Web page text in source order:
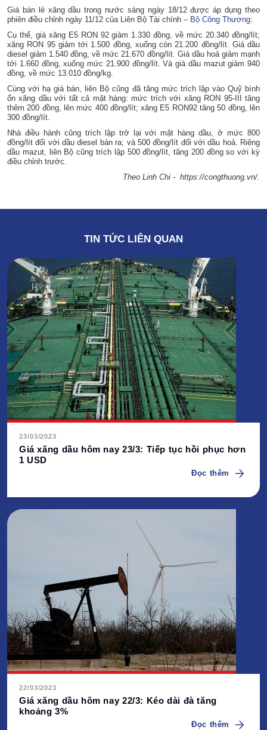
Giá bán lẻ xăng dầu trong nước sáng ngày 18/12 được áp dụng theo
phiên điều chỉnh ngày 11/12 của Liên Bộ Tài chính – Bộ Công Thương:
Cụ thể, giá xăng E5 RON 92 giảm 1.330 đồng, về mức 20.340 đồng/lít;
xăng RON 95 giảm tới 1.500 đồng, xuống còn 21.200 đồng/lít. Giá dầu
diesel giảm 1.540 đồng, về mức 21.670 đồng/lít. Giá dầu hoả giảm mạnh
tới 1.660 đồng, xuống mức 21.900 đồng/lít. Và giá dầu mazut giảm 940
đồng, về mức 13.010 đồng/kg.
Cùng với hạ giá bán, liên Bộ cũng đã tăng mức trích lập vào Quỹ bình
ổn xăng dầu với tất cả mặt hàng: mức trích với xăng RON 95-III tăng
thêm 200 đồng, lên mức 400 đồng/lít; xăng E5 RON92 tăng 50 đồng, lên
300 đồng/lít.
Nhà điều hành cũng trích lập trở lại với mặt hàng dầu, ở mức 800
đồng/lít đối với dầu diesel bán ra; và 500 đồng/lít đối với dầu hoả. Riêng
dầu mazut, liên Bộ cũng trích lập 500 đồng/lít, tăng 200 đồng so với kỳ
điều chỉnh trước.
Theo Linh Chi - https://congthuong.vn/.
TIN TỨC LIÊN QUAN
23/03/2023
Giá xăng dầu hôm nay 23/3: Tiếp tục hồi phục hơn
1 USD
Đọc thêm
22/03/2023
Giá xăng dầu hôm nay 22/3: Kéo dài đà tăng
khoảng 3%
Đọc thêm